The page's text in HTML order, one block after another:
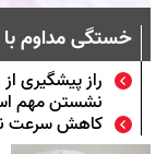
خستگی مداوم
راز پیشگیری
نشستن مهم
کاهش سرعت